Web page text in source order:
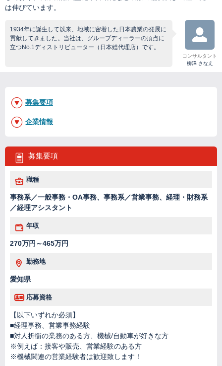
は伸びています。
1934年に誕生して以来、地域に密着した日本農業の発展に
貢献してきました。当社は、グループディーラーの頂点に
立つNo.1ディストリビューター（日本総代理店）です。
コンサルタント
柳澤 さなえ
募集要項
職種
事務系／一般事務・OA事務、事務系／営業事務、経理・財務系
／経理アシスタント
年収
270万円～465万円
勤務地
愛知県
応募資格
【以下いずれか必須】
■経理事務、営業事務経験
■対人折衝の業務のある方、機械/自動車が好きな方
※例えば：接客や販売、営業経験のある方
※機械関連の営業経験者は歓迎致します！
募集要項
企業情報